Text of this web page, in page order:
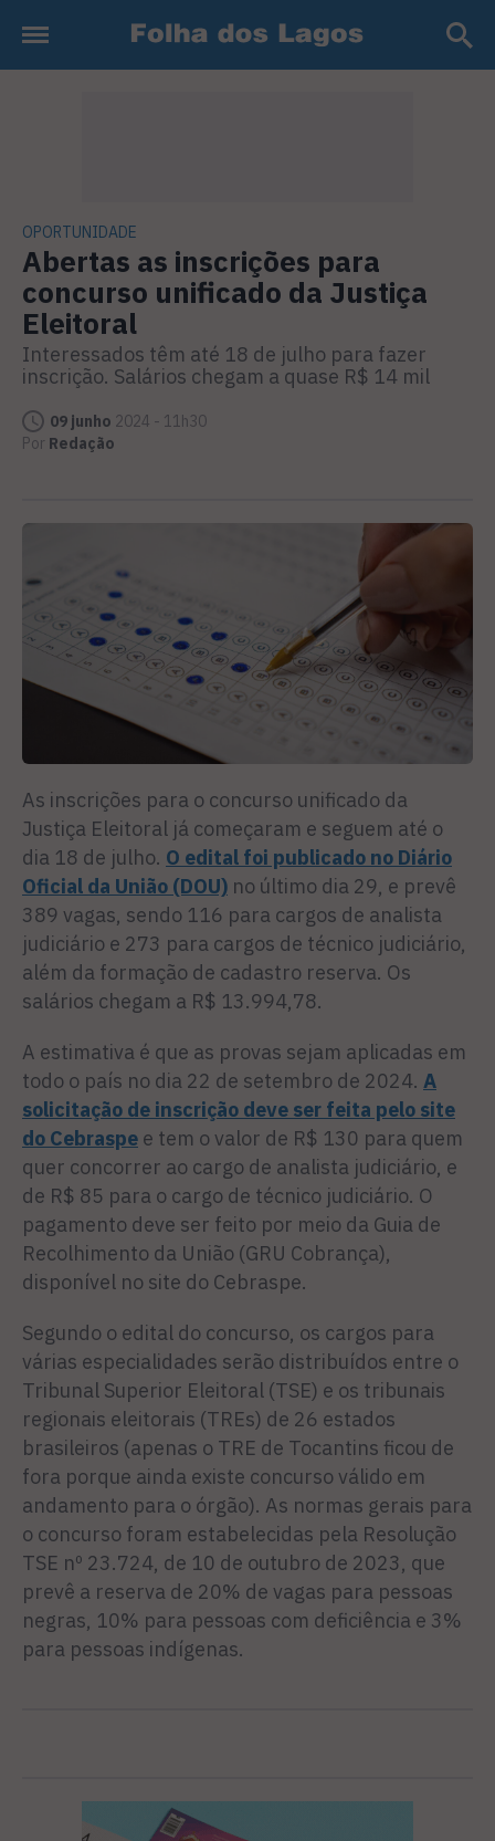
OPORTUNIDADE
Abertas as inscrições para
concurso unificado da Justiça
Eleitoral
Interessados têm até 18 de julho para fazer
inscrição. Salários chegam a quase R$ 14 mil
09 junho 2024 - 11h30
Por Redação
As inscrições para o concurso unificado da
Justiça Eleitoral já começaram e seguem até o
dia 18 de julho. O edital foi publicado no Diário
Oficial da União (DOU) no último dia 29, e prevê
389 vagas, sendo 116 para cargos de analista
judiciário e 273 para cargos de técnico judiciário,
além da formação de cadastro reserva. Os
salários chegam a R$ 13.994,78.
A estimativa é que as provas sejam aplicadas em
todo o país no dia 22 de setembro de 2024. A
solicitação de inscrição deve ser feita pelo site
do Cebraspe e tem o valor de R$ 130 para quem
quer concorrer ao cargo de analista judiciário, e
de R$ 85 para o cargo de técnico judiciário. O
pagamento deve ser feito por meio da Guia de
Recolhimento da União (GRU Cobrança),
disponível no site do Cebraspe.
Segundo o edital do concurso, os cargos para
várias especialidades serão distribuídos entre o
Tribunal Superior Eleitoral (TSE) e os tribunais
regionais eleitorais (TREs) de 26 estados
brasileiros (apenas o TRE de Tocantins ficou de
fora porque ainda existe concurso válido em
andamento para o órgão). As normas gerais para
o concurso foram estabelecidas pela Resolução
TSE nº 23.724, de 10 de outubro de 2023, que
prevê a reserva de 20% de vagas para pessoas
negras, 10% para pessoas com deficiência e 3%
para pessoas indígenas.